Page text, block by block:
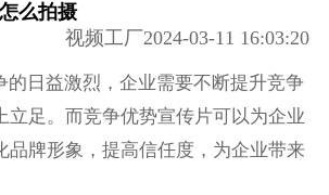
么拍摄
视频工厂2024-03-11 16:03:20
的日益激烈，企业需要不断提升竞争
立足。而竞争优势宣传片可以为企业
品牌形象，提高信任度，为企业带来